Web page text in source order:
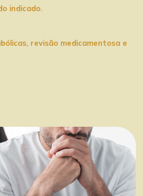
indicado.
revisão medicamentosa e